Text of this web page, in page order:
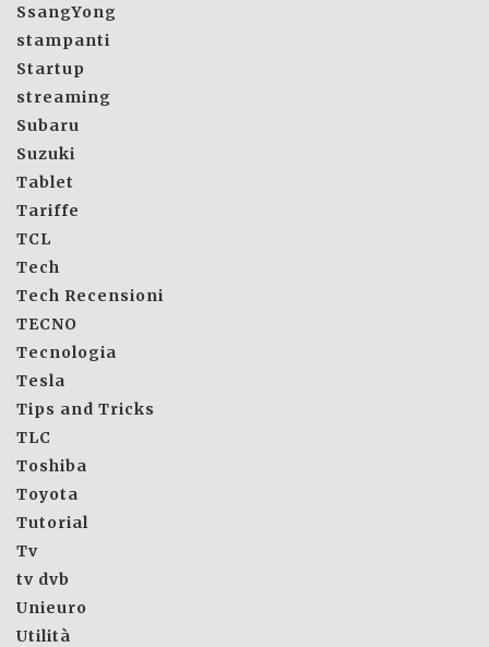
SsangYong
stampanti
Startup
streaming
Subaru
Suzuki
Tablet
Tariffe
TCL
Tech
Tech Recensioni
TECNO
Tecnologia
Tesla
Tips and Tricks
TLC
Toshiba
Toyota
Tutorial
Tv
tv dvb
Unieuro
Utilità